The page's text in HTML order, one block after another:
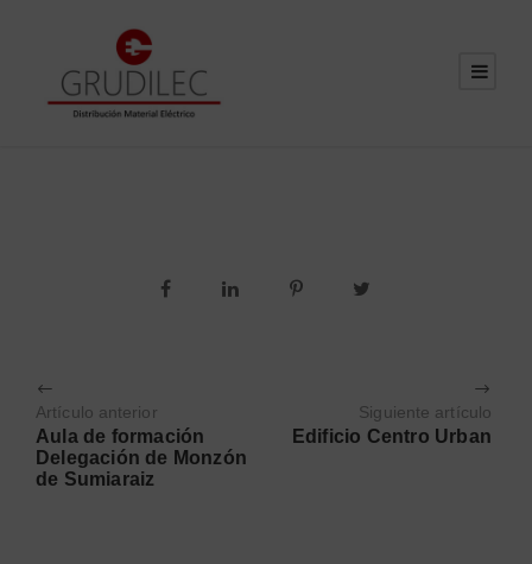
Artículo anterior
Aula de formación
Delegación de Monzón
de Sumiaraiz
Siguiente artículo
Edificio Centro Urban